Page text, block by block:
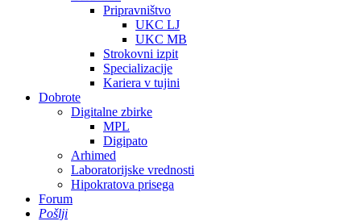
Pripravništvo
UKC LJ
UKC MB
Strokovni izpit
Specializacije
Kariera v tujini
Dobrote
Digitalne zbirke
MPL
Digipato
Arhimed
Laboratorijske vrednosti
Hipokratova prisega
Forum
Pošlji